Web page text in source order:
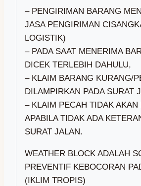
– PENGIRIMAN BARANG
JASA PENGIRIMAN
LOGISTIK)
– PADA SAAT MENERIMA
DICEK TERLEBIH DAHULU,
– KLAIM BARANG KURANG/
DILAMPIRKAN PADA SURAT
– KLAIM PECAH TIDAK AKAN
APABILA TIDAK ADA
SURAT JALAN.
WEATHER BLOCK ADALAH
PREVENTIF KEBOCORAN
(IKLIM TROPIS)